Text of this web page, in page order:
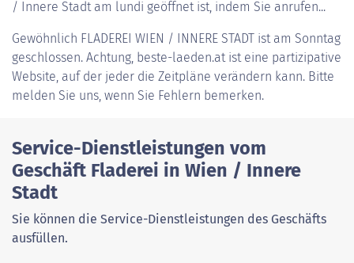
/ Innere Stadt am lundi geöffnet ist, indem Sie anrufen...
Gewöhnlich FLADEREI WIEN / INNERE STADT ist am Sonntag
geschlossen. Achtung, beste-laeden.at ist eine partizipative
Website, auf der jeder die Zeitpläne verändern kann. Bitte
melden Sie uns, wenn Sie Fehlern bemerken.
Service-Dienstleistungen vom
Geschäft Fladerei in Wien / Innere
Stadt
Sie können die Service-Dienstleistungen des Geschäfts
ausfüllen.